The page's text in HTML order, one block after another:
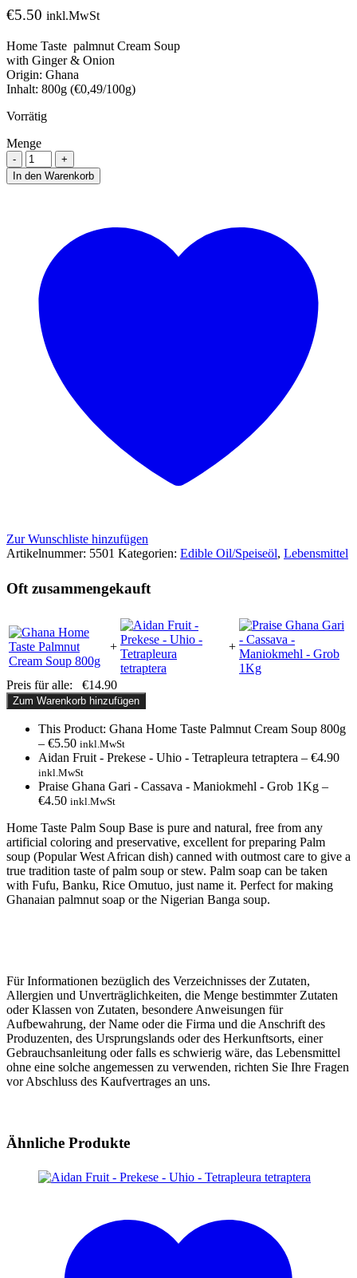
€5.50 inkl.MwSt
Home Taste palmnut Cream Soup
with Ginger & Onion
Origin: Ghana
Inhalt: 800g (€0,49/100g)
Vorrätig
Menge
Menge
In den Warenkorb
Zur Wunschliste hinzufügen
Artikelnummer: 5501 Kategorien: Edible Oil/Speiseöl, Lebensmittel
Oft zusammengekauft
+ +
Preis für alle: €14.90
Zum Warenkorb hinzufügen
This Product: Ghana Home Taste Palmnut Cream Soup 800g
– €5.50 inkl.MwSt
Aidan Fruit - Prekese - Uhio - Tetrapleura tetraptera – €4.90
inkl.MwSt
Praise Ghana Gari - Cassava - Maniokmehl - Grob 1Kg –
€4.50 inkl.MwSt
Home Taste Palm Soup Base is pure and natural, free from any
artificial coloring and preservative, excellent for preparing Palm
soup (Popular West African dish) canned with outmost care to give a
true tradition taste of palm soup or stew. Palm soap can be taken
with Fufu, Banku, Rice Omutuo, just name it. Perfect for making
Ghanaian palmnut soap or the Nigerian Banga soup.
Für Informationen bezüglich des Verzeichnisses der Zutaten,
Allergien und Unverträglichkeiten, die Menge bestimmter Zutaten
oder Klassen von Zutaten, besondere Anweisungen für
Aufbewahrung, der Name oder die Firma und die Anschrift des
Produzenten, des Ursprungslands oder des Herkunftsorts, einer
Gebrauchsanleitung oder falls es schwierig wäre, das Lebensmittel
ohne eine solche angemessen zu verwenden, richten Sie Ihre Fragen
vor Abschluss des Kaufvertrages an uns.
Ähnliche Produkte